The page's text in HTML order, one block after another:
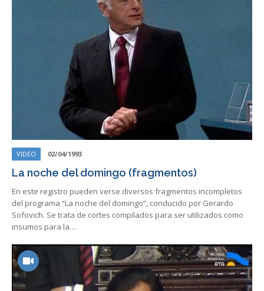
VIDEO 02/04/1993
La noche del domingo (fragmentos)
En este registro pueden verse diversos fragmentos incompletos
del programa “La noche del domingo”, conducido por Gerardo
Sofovich. Se trata de cortes compilados para ser utilizados como
insumos para la…